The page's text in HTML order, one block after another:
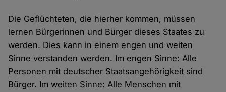
Die Geflüchteten, die hierher kommen, müssen
lernen Bürgerinnen und Bürger dieses Staates zu
werden. Dies kann in einem engen und weiten
Sinne verstanden werden. Im engen Sinne: Alle
Personen mit deutscher Staatsangehörigkeit sind
Bürger. Im weiten Sinne: Alle Menschen mit